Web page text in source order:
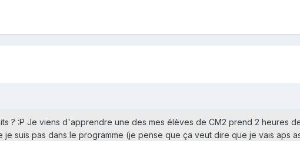
? :P Je viens d'apprendre une des mes élèves de CM2 prend 2 heures
suis pas dans le programme (je pense que ça veut dire que je vais aps